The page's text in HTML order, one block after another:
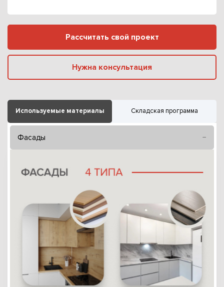
Рассчитать свой проект
Нужна консультация
Используемые материалы Складская программа
Фасады